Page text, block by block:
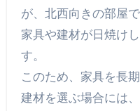
が、北西向きの部屋
家具や建材が日焼け
す。
このため、家具を長
建材を選ぶ場合には